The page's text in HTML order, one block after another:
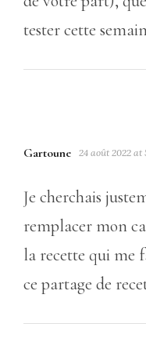
tester cette
Gartoune 24 août 2022 at
Je cherchais
remplacer mon
la recette qui me
ce partage de